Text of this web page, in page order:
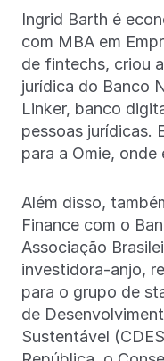
Ingrid Barth é
com MBA em
de fintechs, criou
jurídica do Banco
Linker, banco
pessoas jurídicas.
para a Omie,
Além disso,
Finance com o
Associação
investidora-anjo,
para o grupo de
de
Sustentável